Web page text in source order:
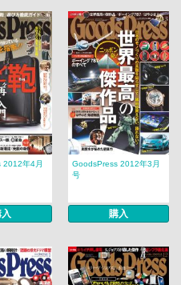
2012年4月
GoodsPress 2012年3月
号
購入